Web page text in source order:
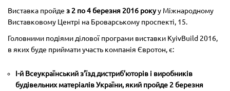
Виставка пройде з 2 по 4 березня 2016 рокуу Міжнародному
Виставковому Центрі на Броварському проспекті, 15.
Головними подіями ділової програми виставки KyivBuild 2016,
в яких буде приймати участь компанія Євротон, є:
І-й Всеукраїнський з’їзд дистриб’юторів і виробників
будівельних матеріалів України, який пройде 2 березня